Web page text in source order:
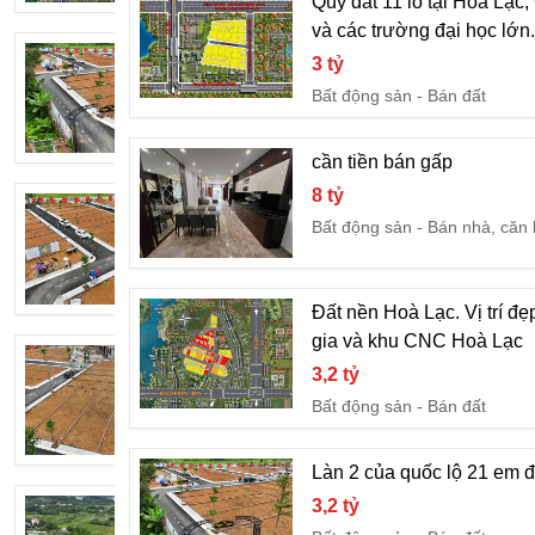
Làn 2 của quốc lộ 21 em đang sẵn quỹ
3,2 tỷ
Bất động sản
Bán đất
LÀN 2 QUỐC LỘ 21 EM ĐANG CÓ
Bất động sản
Bán đất
Hót nhất hòa lạc vị trí vàng, lô góc 2
Bất động sản
Bán đất
HÓT HÓT DUY NHẤT QUỸ ĐẤT CỰC
và các trường đại học
3 tỷ
Bất động sản
Bán đất
cần tiền bán gấp
8 tỷ
Bất động sản
Bán nhà, căn
Đất nền Hoà Lạc. Vị trí
gia và khu CNC Hoà Lạc
3,2 tỷ
Bất động sản
Bán đất
Làn 2 của quốc lộ 21 em
3,2 tỷ